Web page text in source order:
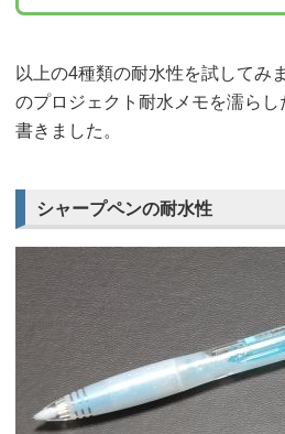
以上の4種類の耐水性を試してみ
のプロジェクト耐水メモを濡ら
書きました。
シャープペンの耐水性